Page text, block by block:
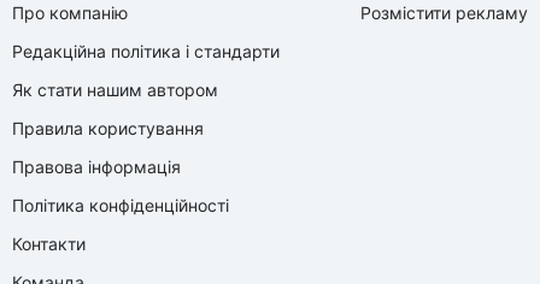
Про компанію
Редакційна політика і стандарти
Як стати нашим автором
Правила користування
Правова інформація
Політика конфіденційності
Контакти
Розмістити рекламу